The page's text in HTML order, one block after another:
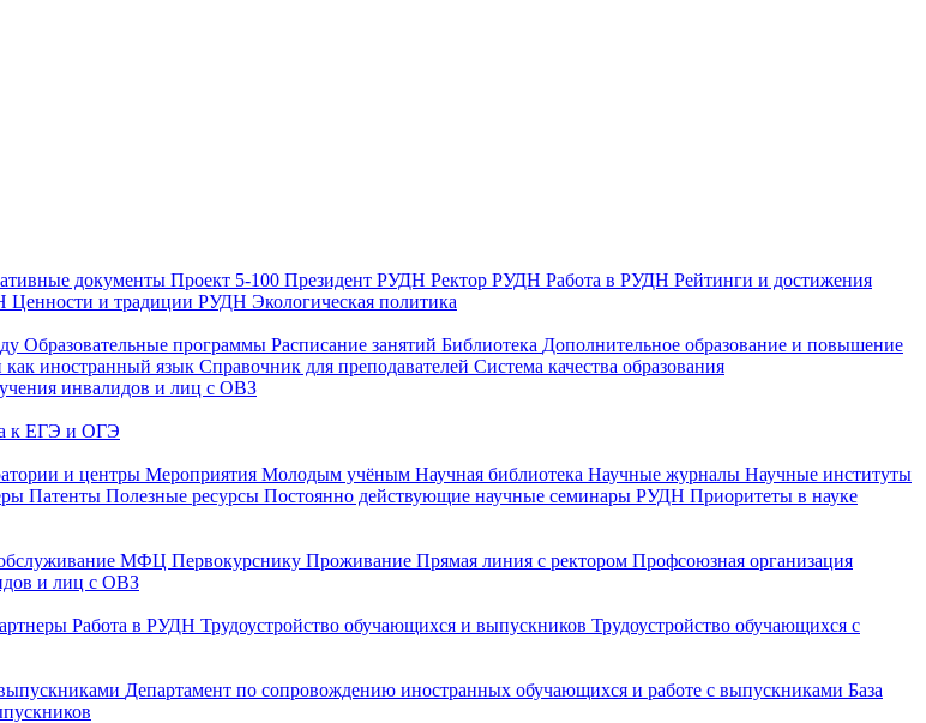
документы Проект 5-100 Президент РУДН Ректор РУДН Работа в РУДН Рейтинги и достижения
Ценности и традиции РУДН Экологическая политика
Образовательные программы Расписание занятий Библиотека Дополнительное образование и повышение
как иностранный язык Справочник для преподавателей Система качества образования
инвалидов и лиц с ОВЗ
к ЕГЭ и ОГЭ
и центры Мероприятия Молодым учёным Научная библиотека Научные журналы Научные институты
Патенты Полезные ресурсы Постоянно действующие научные семинары РУДН Приоритеты в науке
МФЦ Первокурснику Проживание Прямая линия с ректором Профсоюзная организация
и лиц с ОВЗ
Работа в РУДН Трудоустройство обучающихся и выпускников Трудоустройство обучающихся с
Департамент по сопровождению иностранных обучающихся и работе с выпускниками База